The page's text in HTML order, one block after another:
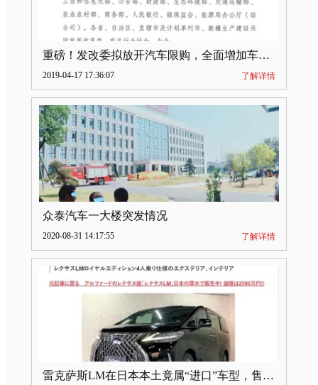
重磅！发改委拟放开汽车限购，全面增加车牌指标
2019-04-17 17:36:07 了解详情
众泰汽车一大楼突发情况
2020-08-31 14:17:55 了解详情
雷克萨斯LM在日本本土竟属“进口”车型，售价2580万日元